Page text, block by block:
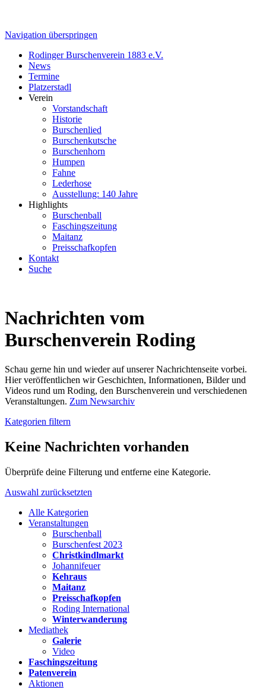
Navigation überspringen
Rodinger Burschenverein 1883 e.V.
News
Termine
Platzerstadl
Verein
Vorstandschaft
Historie
Burschenlied
Burschenkutsche
Burschenhorn
Humpen
Fahne
Lederhose
Ausstellung: 140 Jahre
Highlights
Burschenball
Faschingszeitung
Maitanz
Preisschafkopfen
Kontakt
Suche
Nachrichten vom
Burschenverein Roding
Schau gerne hin und wieder auf unserer Nachrichtenseite vorbei.
Hier veröffentlichen wir Geschichten, Informationen, Bilder und
Videos rund um Roding, den Burschenverein und verschiedenen
Veranstaltungen. Zum Newsarchiv
Kategorien filtern
Keine Nachrichten vorhanden
Überprüfe deine Filterung und entferne eine Kategorie.
Auswahl zurücksetzten
Alle Kategorien
Veranstaltungen
Burschenball
Burschenfest 2023
Christkindlmarkt
Johannifeuer
Kehraus
Maitanz
Preisschafkopfen
Roding International
Winterwanderung
Mediathek
Galerie
Video
Faschingszeitung
Patenverein
Aktionen